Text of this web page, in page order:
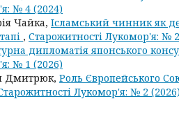
№ 4 (2024)
Чайка, Ісламський чинник як
, Старожитності Лукомор'я: №
дипломатія японського
№ 1 (2026)
Дмитрюк, Роль Європейського
Лукомор'я: № 2 (2026)